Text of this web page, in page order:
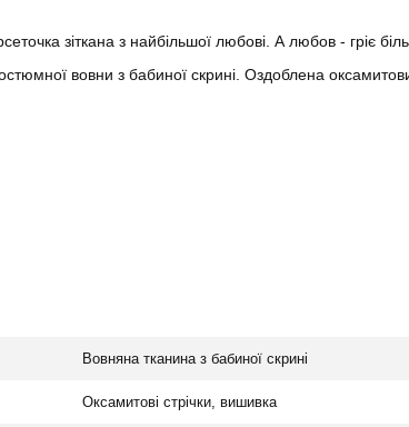
зіткана з найбільшої любові. А любов - гріє
вовни з бабиної скрині. Оздоблена
Вовняна тканина з бабиної скрині
Оксамитові стрічки, вишивка